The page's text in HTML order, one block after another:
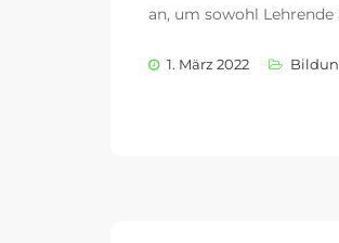
an, um sowohl
1. März 2022